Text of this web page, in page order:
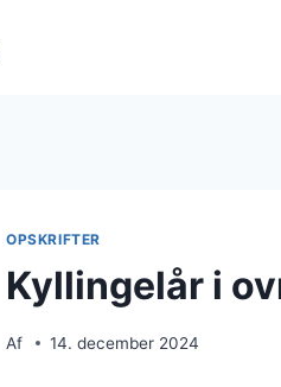
OPSKRIFTER
Kyllingelår i
Af 14. december 2024